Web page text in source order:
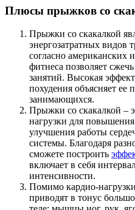
Плюсы прыжков со
Прыжки со скакалкой
энергозатратных видов
согласно американских
фитнеса позволяет
занятий. Высокая
похудения объясняет ее
занимающихся.
Прыжки со скакалкой –
нагрузки для
улучшения работы
системы. Благодаря
сможете построить
включает в себя
интенсивности.
Помимо кардио-
приводят в тонус